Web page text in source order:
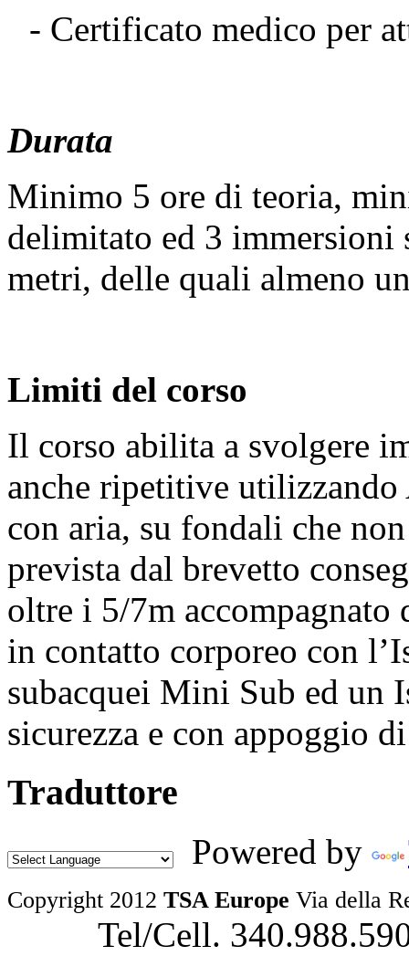
- Certificato medico per
Durata
Minimo 5 ore di teoria,
delimitato ed 3 immersioni
metri, delle quali almeno
Limiti del corso
Il corso abilita a svolgere
anche ripetitive
con aria, su fondali che
prevista dal brevetto
oltre i 5/7m accompagnato
in contatto corporeo con
subacquei Mini Sub ed un
sicurezza e con appoggio
Traduttore
Powered by
Copyright 2012 TSA Europe Via della
Tel/Cell.